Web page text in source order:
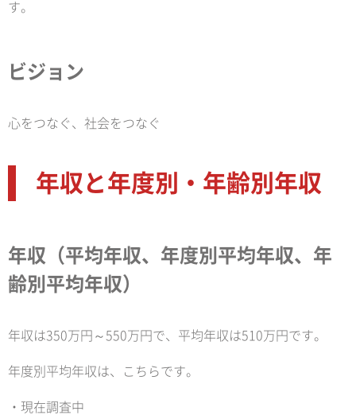
す。
ビジョン
心をつなぐ、社会をつなぐ
年収と年度別・年齢別年収
年収（平均年収、年度別平均年収、年
齢別平均年収）
年収は350万円～550万円で、平均年収は510万円です。
年度別平均年収は、こちらです。
・現在調査中